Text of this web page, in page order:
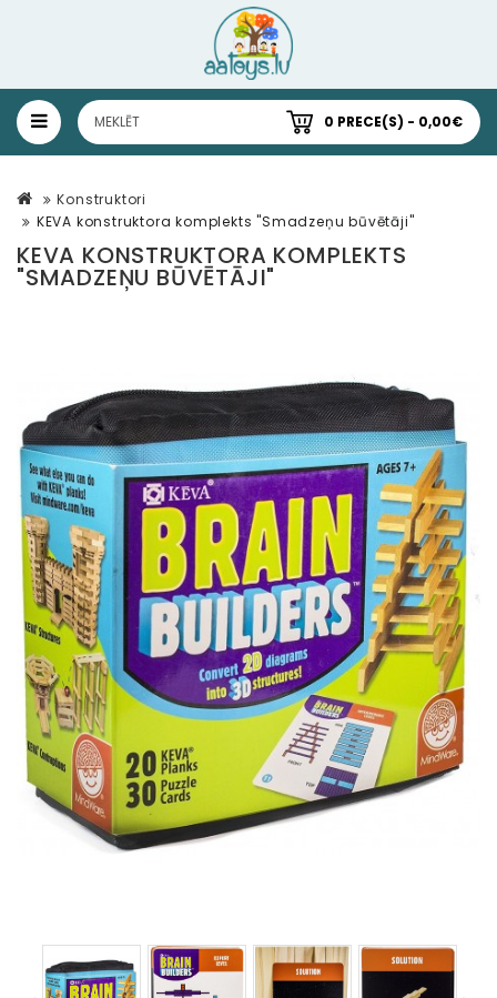
0 PRECE(S) - 0,00€
Konstruktori
KEVA konstruktora komplekts "Smadzeņu būvētāji"
KEVA KONSTRUKTORA KOMPLEKTS
"SMADZEŅU BŪVĒTĀJI"